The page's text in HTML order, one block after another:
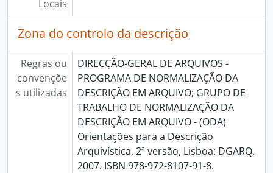
Locais
Zona do controlo da descrição
Regras ou
convençõe
s utilizadas
DIRECÇÃO-GERAL DE ARQUIVOS -
PROGRAMA DE NORMALIZAÇÃO DA
DESCRIÇÃO EM ARQUIVO; GRUPO DE
TRABALHO DE NORMALIZAÇÃO DA
DESCRIÇÃO EM ARQUIVO - (ODA)
Orientações para a Descrição
Arquivística, 2ª versão, Lisboa: DGARQ,
2007. ISBN 978-972-8107-91-8.